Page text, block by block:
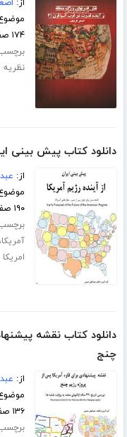
از:
۱۷۴ صفحه
نظریه
دانلود کتاب پیش بینی
از:
۱۹۰ صفحه
آمریکا
امریکا
دانلود کتاب نقشه
چنج
از:
۱۳۶ صفحه